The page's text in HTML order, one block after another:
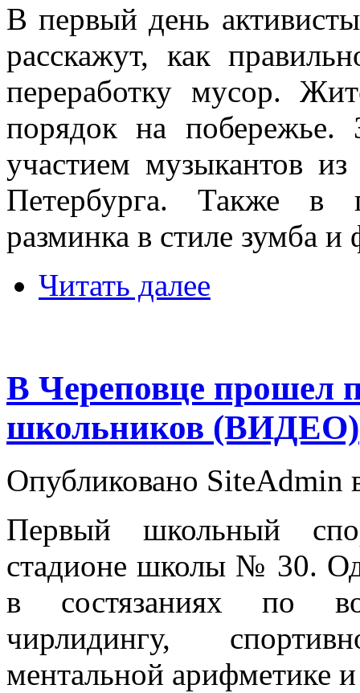
В первый день
расскажут, как
переработку мусор.
порядок на побережье.
участием музыкантов
Петербурга. Также в
разминка в стиле зумба и
Читать далее
В Череповце прошел
школьников (ВИДЕО)
Опубликовано
Первый школьный
стадионе школы № 30.
в состязаниях по
чирлидингу,
ментальной арифметике и